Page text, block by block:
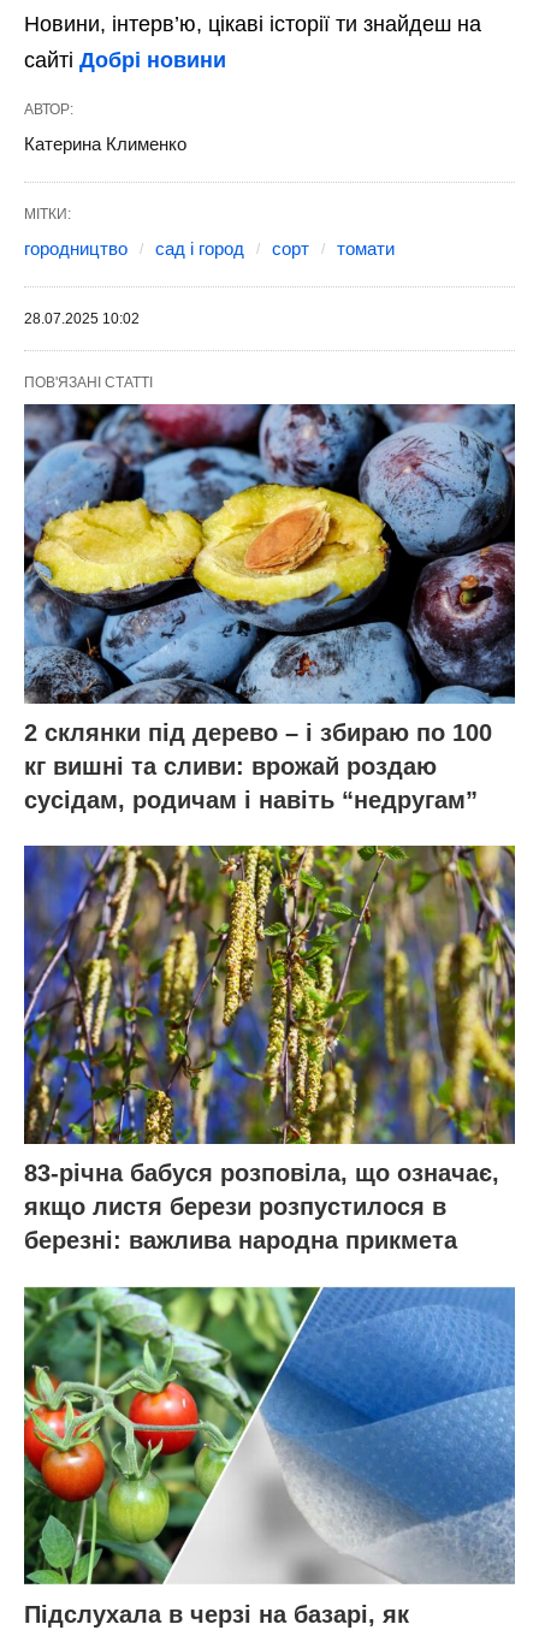
Новини, інтерв’ю, цікаві історії ти знайдеш на
сайті Добрі новини
АВТОР:
Катерина Клименко
МІТКИ:
городництво сад і город сорт томати
28.07.2025 10:02
ПОВ'ЯЗАНІ СТАТТІ
2 склянки під дерево – і збираю по 100
кг вишні та сливи: врожай роздаю
сусідам, родичам і навіть “недругам”
83-річна бабуся розповіла, що означає,
якщо листя берези розпустилося в
березні: важлива народна прикмета
Підслухала в черзі на базарі, як